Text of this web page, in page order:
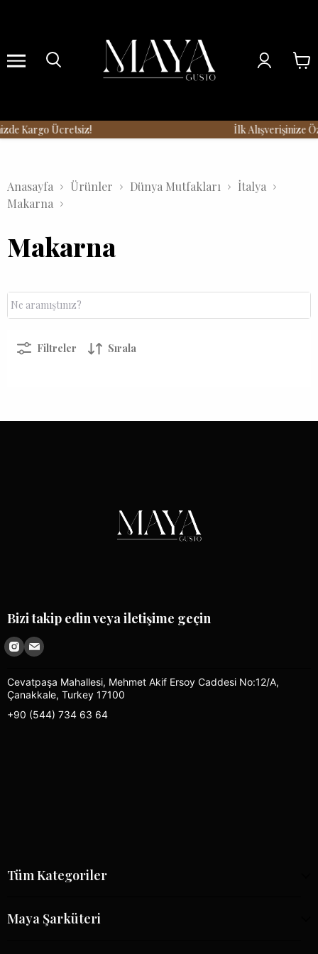
Kargo Ücretsiz! İlk Alışverişinize
Anasayfa Ürünler Dünya Mutfakları
İtalya
Makarna
Makarna
Filtreler Sırala
Bizi takip edin veya iletişime geçin
Cevatpaşa Mahallesi, Mehmet Akif Ersoy Caddesi No:12/A,
Çanakkale, Turkey 17100
+90 (544) 734 63 64
Tüm Kategoriler
Maya Şarküteri